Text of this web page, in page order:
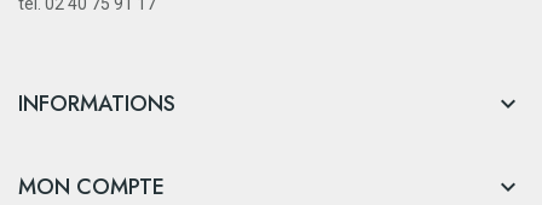
INFORMATIONS 
MON COMPTE 